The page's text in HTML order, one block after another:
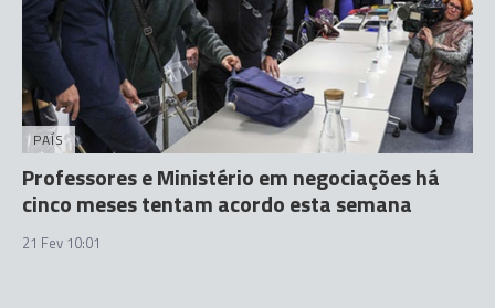
PAÍS
Professores e Ministério em negociações há
cinco meses tentam acordo esta semana
21 Fev 10:01